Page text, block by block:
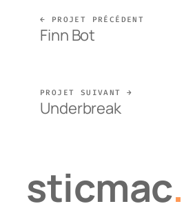
← PROJET PRÉCÉDENT
Finn Bot
PROJET SUIVANT →
Underbreak
sticmac.